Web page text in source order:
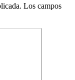
Los campos